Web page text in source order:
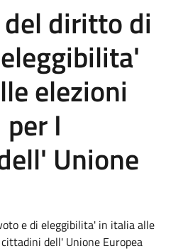
diritto di
elezioni
I
Unione
e di eleggibilita' in italia alle
dell' Unione Europea